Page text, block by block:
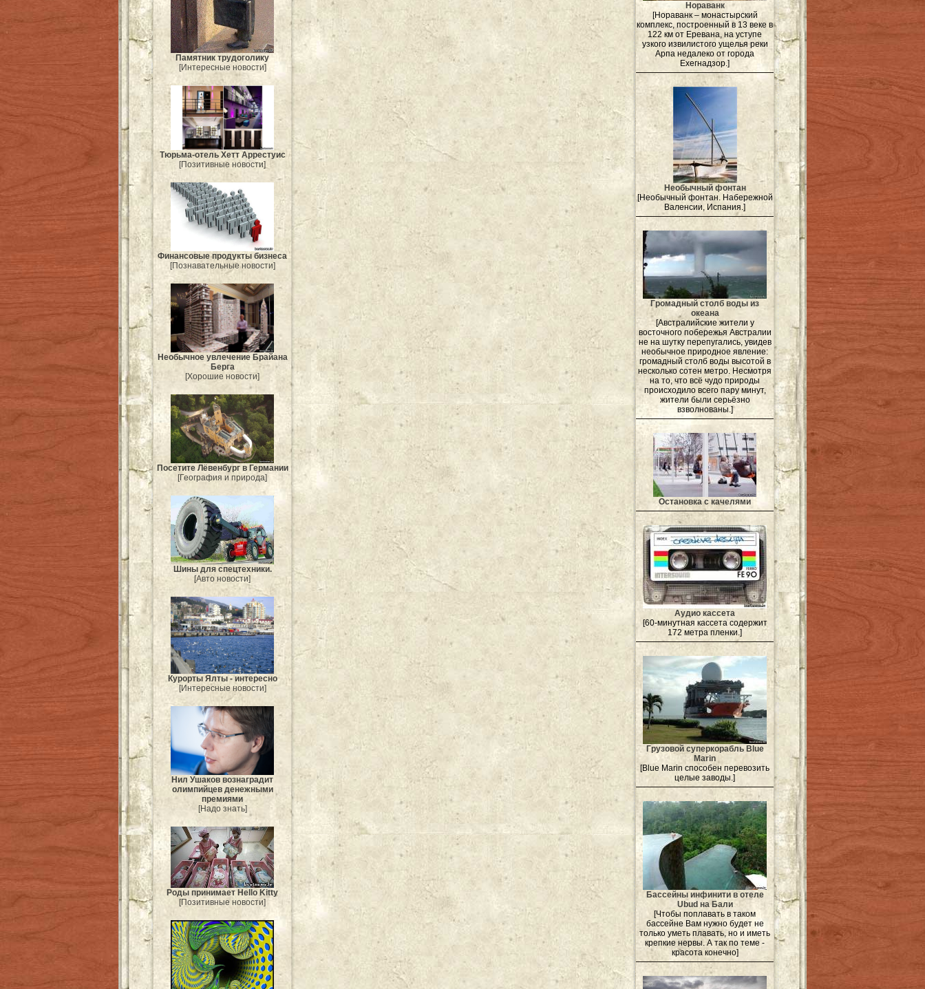
Памятник трудоголику
[Интересные новости]
Тюрьма-отель Хетт Аррестуис
[Позитивные новости]
Финансовые продукты бизнеса
[Познавательные новости]
Необычное увлечение Брайана
Берга
[Хорошие новости]
Посетите Лёвенбург в Германии
[География и природа]
Шины для спецтехники.
[Авто новости]
Курорты Ялты - интересно
[Интересные новости]
Нил Ушаков вознаградит
олимпийцев денежными
премиями
[Надо знать]
Роды принимает Hello Kitty
[Позитивные новости]
Нораванк
[Нораванк – монастырский
комплекс, построенный в 13 веке в
122 км от Еревана, на уступе
узкого извилистого ущелья реки
Арпа недалеко от города
Ехегнадзор.]
Необычный фонтан
[Необычный фонтан. Набережной
Валенсии, Испания.]
Громадный столб воды из
океана
[Австралийские жители у
восточного побережья Австралии
не на шутку перепугались, увидев
необычное природное явление:
громадный столб воды высотой в
несколько сотен метро. Несмотря
на то, что всё чудо природы
происходило всего пару минут,
жители были серьёзно
взволнованы.]
Остановка с качелями
Аудио кассета
[60-минутная кассета содержит
172 метра пленки.]
Грузовой суперкорабль Blue
Marin
[Blue Marin способен перевозить
целые заводы.]
Бассейны инфинити в отеле
Ubud на Бали
[Чтобы поплавать в таком
бассейне Вам нужно будет не
только уметь плавать, но и иметь
крепкие нервы. А так по теме -
красота конечно]